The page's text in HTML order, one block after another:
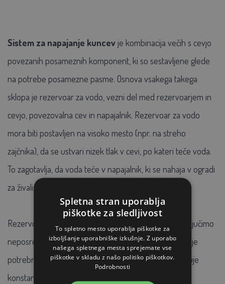
Sistem za napajanje kuncev je kombinacija večih s cevjo
povezanih posameznih komponent, ki so sestavljene glede
na potrebe posamezne pasme. Osnova vsakega takega
sklopa je rezervoar za vodo, vezni del med rezervoarjem in
cevjo, povezovalna cev in napajalnik. Rezervoar za vodo
mora biti postavljen na visoko mesto (npr. na streho
zajčnika), da se ustvari nizek tlak v cevi, po kateri teče voda.
To zagotavlja, da voda teče v napajalnik, ki se nahaja v ogradi
za živali.
Rezervoar lahko redno dolivamo z vodo ali pa ga priključimo
neposredno na vodovod s 3/4" cevjo. V tem primeru je
potrebno v rezervoar namestiti plovni ventil, ki vzdržuje
konstanten nivo vode in tako prepreči prelivanje ali,
Spletna stran uporablja
piškotke za sledljivost
To spletno mesto uporablja piškotke za
izboljšanje uporabniške izkušnje. Z uporabo
našega spletnega mesta sprejemate vse
piškotke v skladu z našo politiko piškotkov.
Podrobnosti